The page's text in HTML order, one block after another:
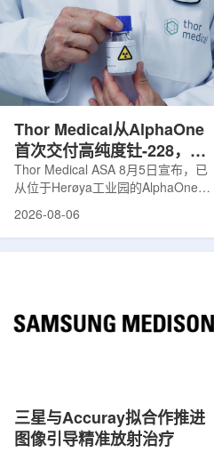
反应堆位于美国得克萨斯州洛克哈
特，是美国能源部反应堆试点计划下
首个在私人土地上实现临界的反应
堆。根据奥克洛介绍，该设施从未开
发土地起步建设，完成了土建开挖、
工程建设、组件制造或采购、燃料配
Thor Medical从AlphaOne
首次交付高纯度钍-228，商
业供货启动
Thor Medical ASA 8月5日宣布，已
从位于Herøya工业园的AlphaOne生
产设施完成首批高纯度钍-228(Th-
工业规模制造的开始，首批客户交付
表明公司已完成从产能建设到利用首
2026-08-06
三星与Accuray拟合作推进
图像引导精准放射治疗